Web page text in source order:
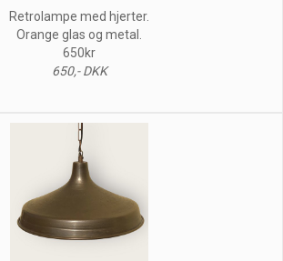
Retrolampe med hjerter.
Orange glas og metal.
650kr
650,- DKK